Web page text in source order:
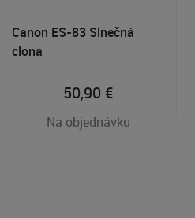
Canon ES-83 Slnečná
clona
50,90 €
Na objednávku